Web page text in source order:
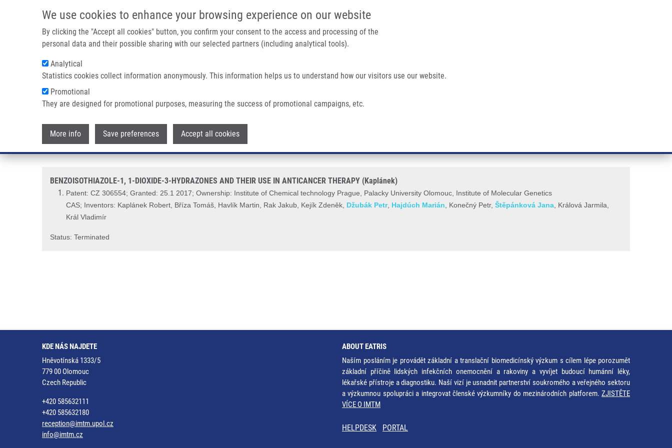
We use cookies to enhance your browsing experience on our website
By clicking the "Accept all cookies" button, you confirm your consent to the access and processing of the
personal data and their possible sharing with our selected partners (including analytical tools).
Analytical
Statistics cookies collect information anonymously. This information helps us to understand how our visitors use our website.
Promotional
They are designed for promotional purposes, measuring the success of promotional campaigns, etc.
More info Save preferences Accept all cookies
IMTM PORTÁL
Main navigation
Drobečková navigace
Domů BENZOISOTHIAZOLE-1, 1-DIOXIDE-3-HYDRAZONES AND THEIR USE IN ANTICANCER THERAPY (Kaplánek)
BENZOISOTHIAZOLE-1, 1-DIOXIDE-3-HYDRAZONES AND THEIR USE IN ANTICANCER THERAPY
(Kaplánek)
BENZOISOTHIAZOLE-1, 1-DIOXIDE-3-HYDRAZONES AND THEIR USE IN ANTICANCER THERAPY (Kaplánek)
Patent: CZ 306554; Granted: 25.1 2017; Ownership: Institute of Chemical technology Prague, Palacky University Olomouc, Institute of Molecular Genetics
CAS; Inventors: Kaplánek Robert, Bříza Tomáš, Havlík Martin, Rak Jakub, Kejík Zdeněk, Džubák Petr, Hajdúch Marián , Konečný Petr, Štěpánková Jana , Králová Jarmila,
Král Vladimír
​Status: Terminated
KDE NÁS NAJDETE
Hněvotínská 1333/5
779 00 Olomouc
Czech Republic
+420 585632111
+420 585632180
reception@imtm.upol.cz
info@imtm.cz
ABOUT EATRIS
Naším posláním je provádět základní a translační biomedicínský výzkum s cílem lépe porozumět
základní příčině lidských infekčních onemocnění a rakoviny a vyvíjet budoucí humánní léky,
lékařské přístroje a diagnostiku. Naší vizí je usnadnit partnerství soukromého a veřejného sektoru
a výzkumnou spolupráci a integrovat členské výzkumníky do mezinárodních platforem. ZJISTĚTE
VÍCE O IMTM
HELPDESK PORTAL